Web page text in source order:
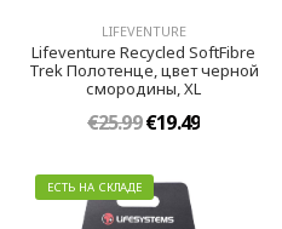
LIFEVENTURE
Lifeventure Recycled SoftFibre
Trek Полотенце, цвет черной
смородины, XL
€25.99€19.49
ЕСТЬ НА СКЛАДЕ